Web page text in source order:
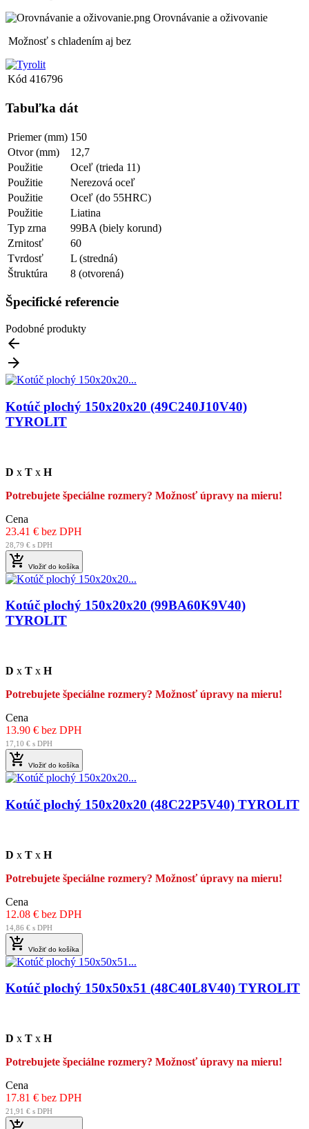
Orovnávanie a oživovanie
Možnosť s chladením aj bez
Kód 416796
Tabuľka dát
Priemer (mm) 150
Otvor (mm)
12,7
Použitie
Oceľ (trieda 11)
Použitie
Nerezová oceľ
Použitie
Oceľ (do 55HRC)
Použitie
Liatina
Typ zrna
99BA (biely korund)
Zrnitosť
60
Tvrdosť
L (stredná)
Štruktúra
8 (otvorená)
Špecifické referencie
Podobné produkty


Kotúč plochý 150x20x20 (49C240J10V40)
TYROLIT
D x T x H
Potrebujete špeciálne rozmery? Možnosť úpravy na mieru!
Cena
23.41 € bez DPH
28,79 € s DPH
 Vložiť do košíka
Kotúč plochý 150x20x20 (99BA60K9V40)
TYROLIT
D x T x H
Potrebujete špeciálne rozmery? Možnosť úpravy na mieru!
Cena
13.90 € bez DPH
17,10 € s DPH
 Vložiť do košíka
Kotúč plochý 150x20x20 (48C22P5V40) TYROLIT
D x T x H
Potrebujete špeciálne rozmery? Možnosť úpravy na mieru!
Cena
12.08 € bez DPH
14,86 € s DPH
 Vložiť do košíka
Kotúč plochý 150x50x51 (48C40L8V40) TYROLIT
D x T x H
Potrebujete špeciálne rozmery? Možnosť úpravy na mieru!
Cena
17.81 € bez DPH
21,91 € s DPH